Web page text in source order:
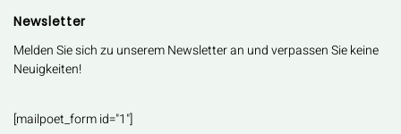
Newsletter
Melden Sie sich zu unserem Newsletter an und verpassen Sie keine
Neuigkeiten!
[mailpoet_form id="1"]